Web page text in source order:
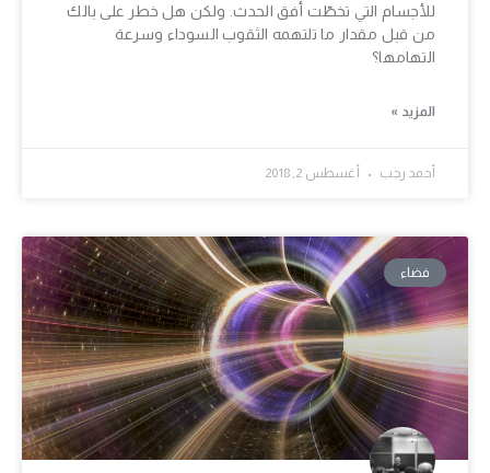
للأجسام التي تخطّت أفق الحدث. ولكن هل خطر على بالك
من قبل مقدار ما تلتهمه الثقوب السوداء وسرعة
التهامها؟
المزيد »
أحمد رجب أغسطس 2, 2018
فضاء